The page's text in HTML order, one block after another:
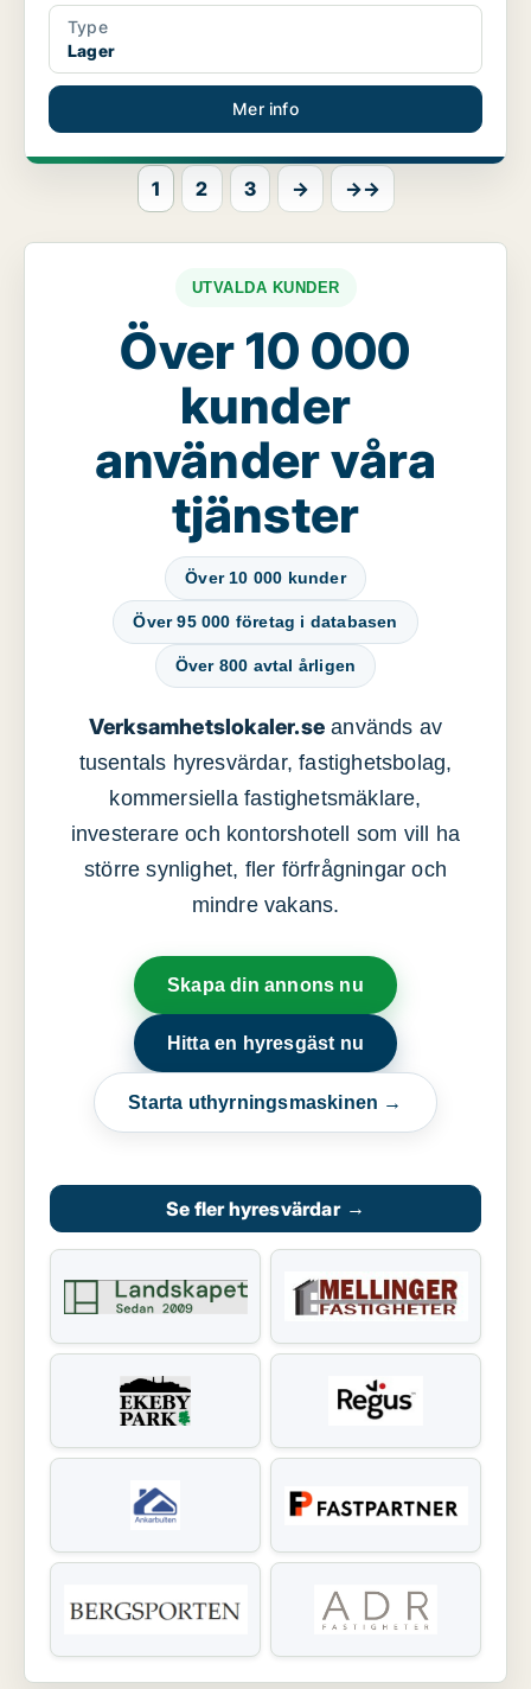
Type
Lager
Mer info
1 2 3 → →→
UTVALDA KUNDER
Över 10 000
kunder
använder våra
tjänster
Över 10 000 kunder
Över 95 000 företag i databasen
Över 800 avtal årligen
Verksamhetslokaler.se används av
tusentals hyresvärdar, fastighetsbolag,
kommersiella fastighetsmäklare,
investerare och kontorshotell som vill ha
större synlighet, fler förfrågningar och
mindre vakans.
Skapa din annons nu
Hitta en hyresgäst nu
Starta uthyrningsmaskinen →
Se fler hyresvärdar →